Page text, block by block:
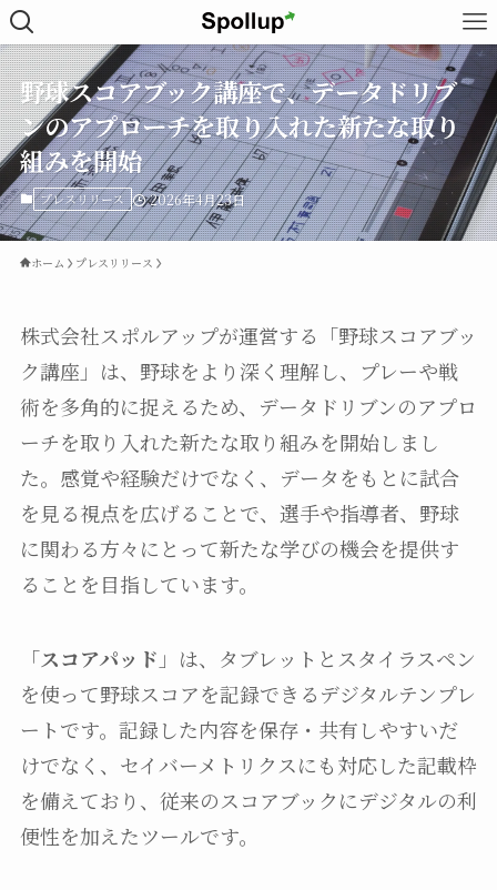
野球スコアブック講座で、データドリブ
ンのアプローチを取り入れた新たな取り
組みを開始
プレスリリース 2026年4月23日
ホーム プレスリリース
株式会社スポルアップが運営する「野球スコアブッ
ク講座」は、野球をより深く理解し、プレーや戦
術を多角的に捉えるため、データドリブンのアプロ
ーチを取り入れた新たな取り組みを開始しまし
た。感覚や経験だけでなく、データをもとに試合
を見る視点を広げることで、選手や指導者、野球
に関わる方々にとって新たな学びの機会を提供す
ることを目指しています。
「スコアパッド 」は、タブレットとスタイラスペン
を使って野球スコアを記録できるデジタルテンプレ
ートです。記録した内容を保存・共有しやすいだ
けでなく、セイバーメトリクスにも対応した記載枠
を備えており、従来のスコアブックにデジタルの利
便性を加えたツールです。